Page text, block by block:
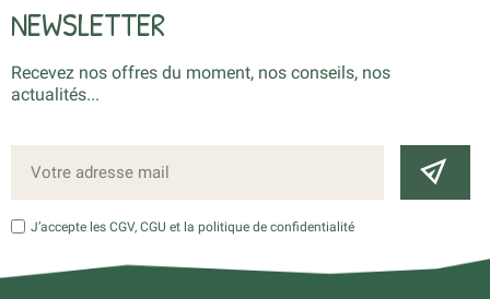
NEWSLETTER
Recevez nos offres du moment, nos conseils, nos
actualités...
J’accepte les CGV, CGU et la politique de confidentialité